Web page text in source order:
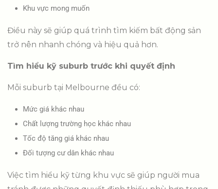
Khu vực mong muốn
Điều này sẽ giúp quá trình tìm kiếm bất động sản
trở nên nhanh chóng và hiệu quả hơn.
Tìm hiểu kỹ suburb trước khi quyết định
Mỗi suburb tại Melbourne đều có:
Mức giá khác nhau
Chất lượng trường học khác nhau
Tốc độ tăng giá khác nhau
Đối tượng cư dân khác nhau
Việc tìm hiểu kỹ từng khu vực sẽ giúp người mua